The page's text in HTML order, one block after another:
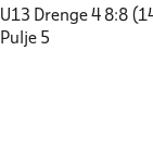
U13 Drenge 4 8:8
Pulje 5